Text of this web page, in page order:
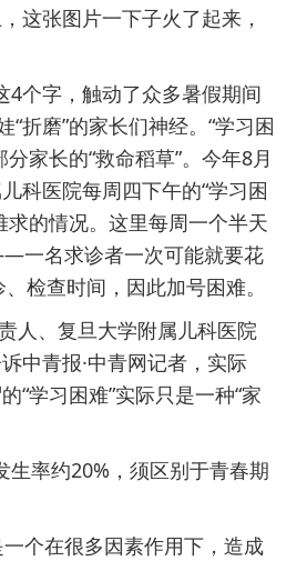
这张图片一下子火了起来，
个字，触动了众多暑假期间
“折磨”的家长们神经。“学习困
家长的“救命稻草”。今年8月
科医院每周四下午的“学习困
求的情况。这里每周一个半天
一名求诊者一次可能就要花
检查时间，因此加号困难。
、复旦大学附属儿科医院
中青报·中青网记者，实际
“学习困难”实际只是一种“家
生率约20%，须区别于青春期
个在很多因素作用下，造成